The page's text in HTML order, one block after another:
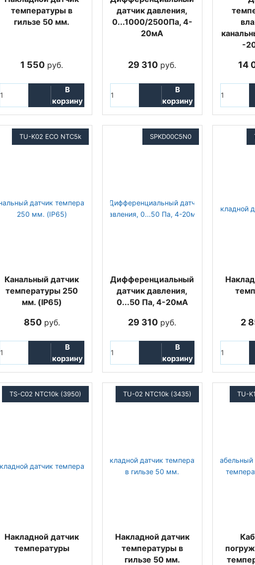
температуры в
гильзе 50 мм.
1 550 руб.
В
корзину
датчик давления,
0...1000/2500Па, 4-
20мА
29 310 руб.
В
корзину
-
14
TU-K02 ECO NTC5k
Канальный датчик
температуры 250
мм. (IP65)
850руб.
В
корзину
SPKD00C5N0
Дифференциальный
датчик давления,
0...50 Па, 4-20мА
29 310 руб.
В
корзину
2
TS-C02 NTC10k (3950)
Накладной датчик
температуры
TU-02 NTC10k (3435)
Накладной датчик
температуры в
гильзе 50 мм.
TU-